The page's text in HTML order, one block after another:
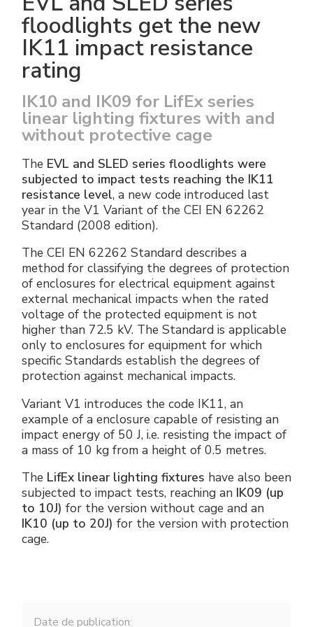
floodlights get the new
IK11 impact resistance
rating
IK10 and IK09 for LifEx series
linear lighting fixtures with and
without protective cage
The EVL and SLED series floodlights were
subjected to impact tests reaching the IK11
resistance level, a new code introduced last
year in the V1 Variant of the CEI EN 62262
Standard (2008 edition).
The CEI EN 62262 Standard describes a
method for classifying the degrees of protection
of enclosures for electrical equipment against
external mechanical impacts when the rated
voltage of the protected equipment is not
higher than 72.5 kV. The Standard is applicable
only to enclosures for equipment for which
specific Standards establish the degrees of
protection against mechanical impacts.
Variant V1 introduces the code IK11, an
example of a enclosure capable of resisting an
impact energy of 50 J, i.e. resisting the impact of
a mass of 10 kg from a height of 0.5 metres.
The LifEx linear lighting fixtures have also been
subjected to impact tests, reaching an IK09 (up
to 10J) for the version without cage and an
IK10 (up to 20J) for the version with protection
cage.
Date de publication: